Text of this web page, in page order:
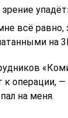
всё
на
операции,
на меня.